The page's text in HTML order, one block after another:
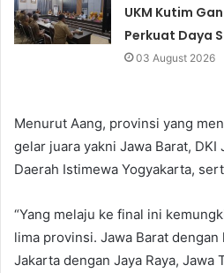
UKM Kutim
Perkuat Daya
03 August 2026
Menurut Aang, provinsi yang
gelar juara yakni Jawa Barat, DKI
Daerah Istimewa Yogyakarta,
“Yang melaju ke final ini
lima provinsi. Jawa Barat dengan
Jakarta dengan Jaya Raya, Jawa